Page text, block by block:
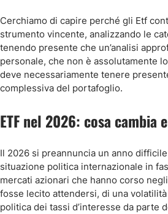
Cerchiamo di capire perché gli Etf
strumento vincente, analizzando le
tenendo presente che un’analisi
personale, che non è assolutamente
deve necessariamente tenere
complessiva del portafoglio.
ETF nel 2026: cosa cambia
Il 2026 si preannuncia un anno
situazione politica internazionale in
mercati azionari che hanno corso
fosse lecito attendersi, di una
politica dei tassi d’interesse da parte